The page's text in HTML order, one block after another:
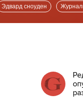
Эдвард сноуден